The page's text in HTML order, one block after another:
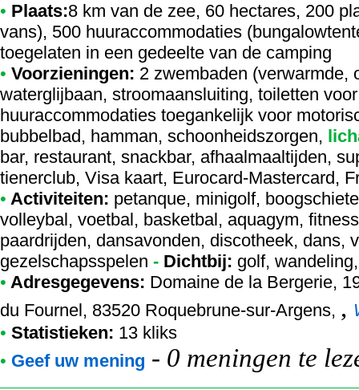
• Plaats:8 km van de zee, 60 hectares, 200
vans), 500 huuraccommodaties
toegelaten in een gedeelte van de camping
• Voorzieningen: 2 zwembaden (verwarmde,
waterglijbaan, stroomaansluiting, toiletten
huuraccommodaties toegankelijk voor
bubbelbad, hamman, schoonheidszorgen,
bar, restaurant, snackbar, afhaalmaaltijden,
tienerclub, Visa kaart, Eurocard-Mastercard,
• Activiteiten: petanque, minigolf,
volleybal, voetbal, basketbal, aquagym,
paardrijden, dansavonden, discotheek, dans,
gezelschapsspelen - Dichtbij: golf,
• Adresgegevens: Domaine de la Bergerie,
du Fournel, 83520 Roquebrune-sur-Argens, ,
• Statistieken: 13 kliks
• Geef uw mening - 0 meningen te